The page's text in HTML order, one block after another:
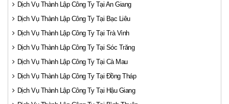
Dịch Vụ Thành Lập Công Ty Tại An Giang
Dịch Vụ Thành Lập Công Ty Tại Bạc Liêu
Dịch Vụ Thành Lập Công Ty Tại Trà Vinh
Dịch Vụ Thành Lập Công Ty Tại Sóc Trăng
Dịch Vụ Thành Lập Công Ty Tại Cà Mau
Dịch Vụ Thành Lập Công Ty Tại Đồng Tháp
Dịch Vụ Thành Lập Công Ty Tại Hậu Giang